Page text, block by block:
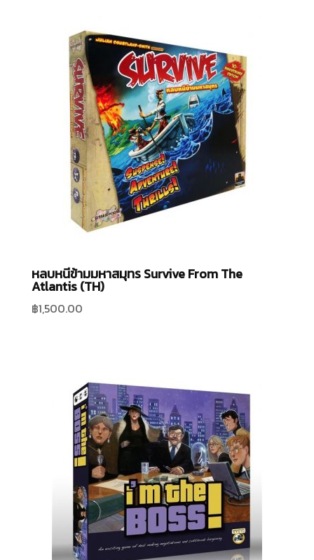
หลบหนีข้ามมหาสมุทร Survive From The
Atlantis (TH)
฿1,500.00